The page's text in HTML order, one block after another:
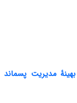
مدیریت پسماند